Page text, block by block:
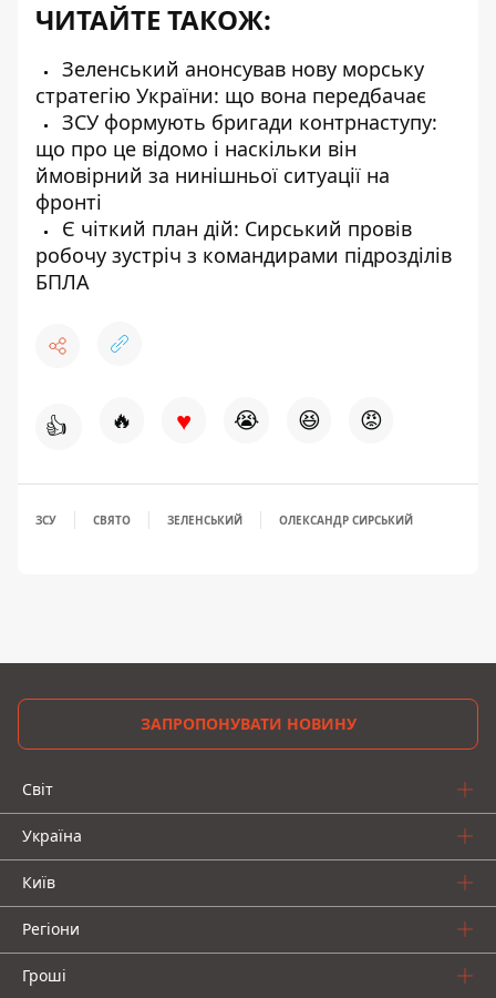
ЧИТАЙТЕ ТАКОЖ:
Зеленський анонсував нову морську
стратегію України: що вона передбачає
ЗСУ формують бригади контрнаступу:
що про це відомо і наскільки він
ймовірний за нинішньої ситуації на
фронті
Є чіткий план дій: Сирський провів
робочу зустріч з командирами підрозділів
БПЛА
👍 🔥 ♥ 😭 😆 😡
ЗСУ СВЯТО ЗЕЛЕНСЬКИЙ ОЛЕКСАНДР СИРСЬКИЙ
ЗАПРОПОНУВАТИ НОВИНУ
Світ
Україна
Київ
Регіони
Гроші